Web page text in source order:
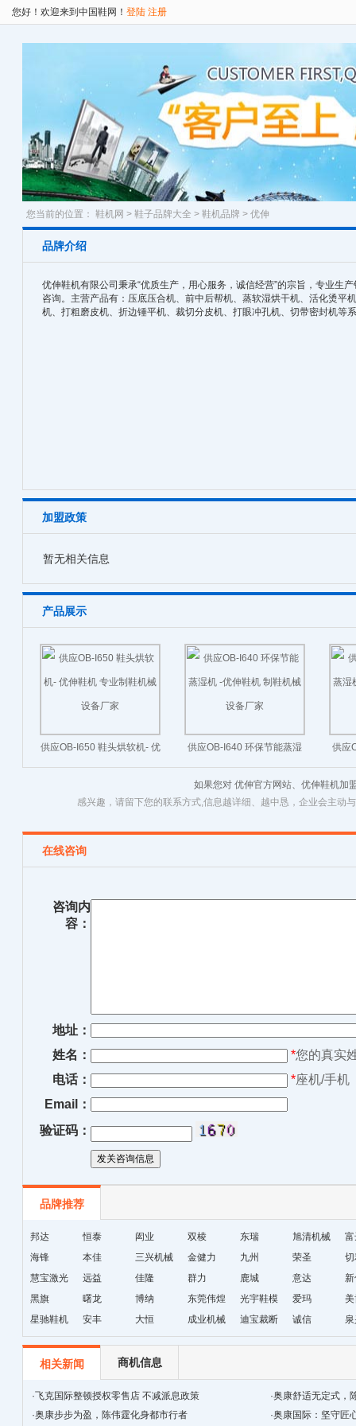
您好！欢迎来到中国鞋网！ 登陆 注册
您当前的位置： 鞋机网 > 鞋子品牌大全 > 鞋机品牌 > 优伸
品牌介绍
优伸鞋机有限公司秉承“优质生产，用心服务，诚信经营”的宗旨，专业生
咨询。主营产品有：压底压合机、前中后帮机、蒸软湿烘干机、活化烫平
机、打粗磨皮机、折边锤平机、裁切分皮机、打眼冲孔机、切带密封机等
加盟政策
暂无相关信息
产品展示
供应OB-I650 鞋头烘软机- 优
伸鞋机 专业制鞋机械设备厂
家
供应OB-I640 环保节能蒸湿
机 -优伸鞋机 制鞋机械设备
厂家
供应
机 -
如果您对 优伸官方网站、优伸鞋机加
感兴趣，请留下您的联系方式,信息越详细、越中恳，企业会主动
在线咨询
咨询内
容：
地址：
姓名：
*您的真实
电话：
*座机/手机
Email：
验证码：
品牌推荐
邦达 恒泰 闳业 双棱 东瑞 旭清机械
海锋
本佳 三兴机械 金健力 九州 荣圣
慧宝激光
远益 佳隆 群力 鹿城 意达
黑旗
曙龙 博纳 东莞伟煌 光宇鞋模 爱玛
星驰鞋机
安丰 大恒 成业机械
迪宝裁断
机
诚信
相关新闻 商机信息
·飞克国际整顿授权零售店 不减派息政策 ·奥康舒适无定式，
·奥康步步为盈，陈伟霆化身都市行者 ·奥康国际：坚守匠